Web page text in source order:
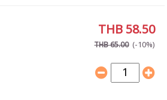
THB 58.50
THB 65.00 (-10%)